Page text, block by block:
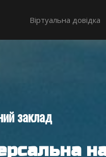
Віртуальна довідка
заклад